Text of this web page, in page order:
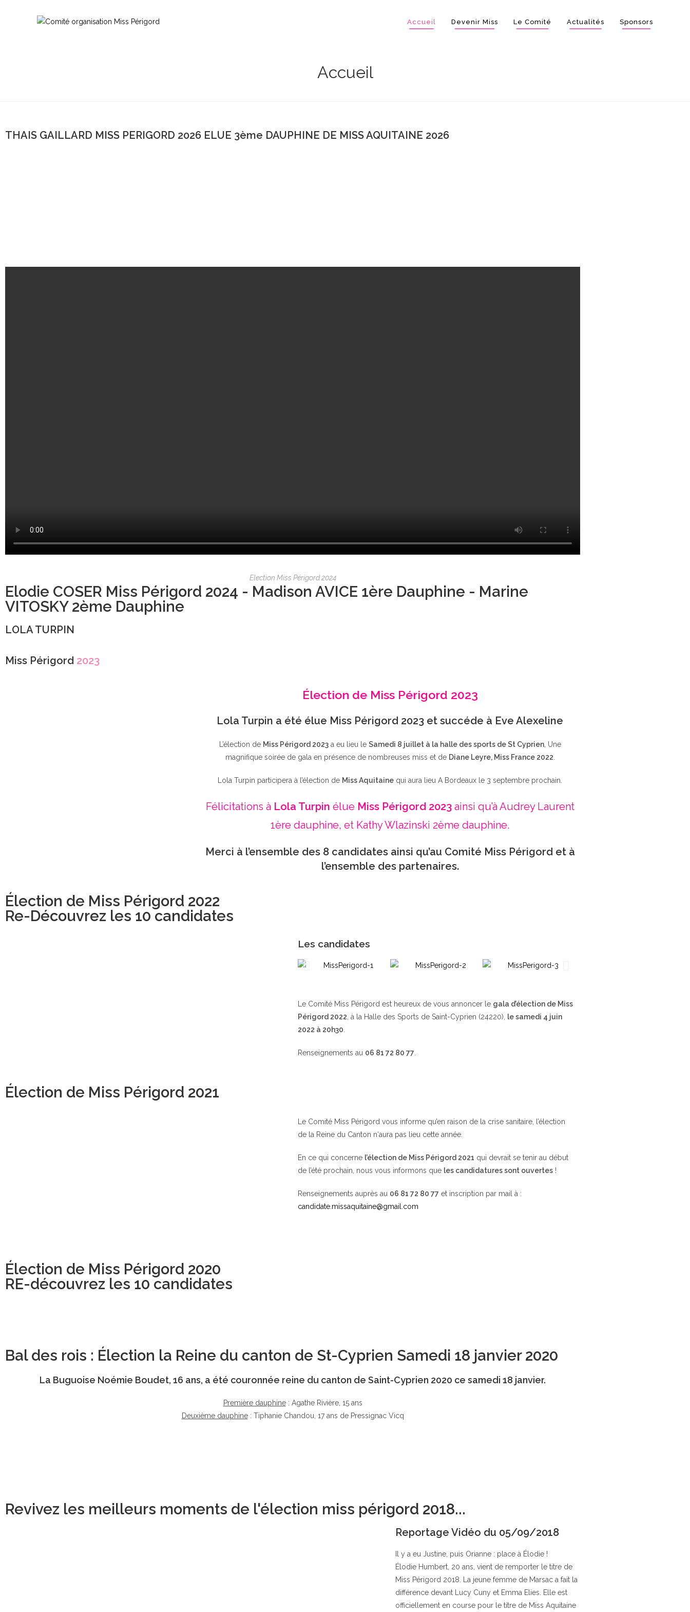
Accueil Devenir Miss Le Comité Actualités Sponsors
Accueil
THAIS GAILLARD MISS PERIGORD 2026 ELUE 3ème DAUPHINE DE MISS AQUITAINE 2026
Election Miss Périgord 2024
Elodie COSER Miss Périgord 2024 - Madison AVICE 1ère Dauphine - Marine
VITOSKY 2ème Dauphine
LOLA TURPIN
Miss Périgord 2023
Élection de Miss Périgord 2023
Lola Turpin a été élue Miss Périgord 2023 et succéde à Eve Alexeline
L’élection de Miss Périgord 2023a eu lieu le Samedi 8 juillet à la halle des sports de St Cyprien, Une
magnifique soirée de gala en présence de nombreuses miss et de Diane Leyre, Miss France 2022
Lola Turpin participera à l’élection de Miss Aquitaine qui aura lieu A Bordeaux le 3 septembre prochain.
Félicitations à Lola Turpin élue Miss Périgord 2023ainsi qu’à Audrey Laurent
1ère dauphine, et Kathy Wlazinski 2ème dauphine.
Merci à l’ensemble des 8 candidates ainsi qu’au Comité Miss Périgord et à
l’ensemble des partenaires.
Élection de Miss Périgord 2022
Re-Découvrez les 10 candidates
Les candidates
Le Comité Miss Périgord est heureux de vous annoncer le gala d’élection de Miss
Périgord 2022 , à la Halle des Sports de Saint-Cyprien (24220),
le samedi 4 juin
2022 à 20h30
Renseignements au 06 81 72 80 77
Élection de Miss Périgord 2021
Le Comité Miss Périgord vous informe qu’en raison de la crise sanitaire, l’élection
de la Reine du Canton n‘aura pas lieu cette année.
En ce qui concerne l’élection de Miss Périgord 2021 qui devrait se tenir au début
de l’été prochain, nous vous informons que les candidatures sont ouvertes !
Renseignements auprès au 06 81 72 80 77 et inscription par mail à :
candidate.missaquitaine@gmail.com
Élection de Miss Périgord 2020
RE-découvrez les 10 candidates
Bal des rois : Élection la Reine du canton de St-Cyprien Samedi 18 janvier 2020
La Buguoise Noémie Boudet, 16 ans, a été couronnée reine du canton de Saint-Cyprien 2020 ce samedi 18 janvier.
Première dauphine: Agathe Rivière, 15 ans
Deuxième dauphine: Tiphanie Chandou, 17 ans de Pressignac Vicq
Revivez les meilleurs moments de l'élection miss périgord 2018...
Reportage Vidéo du 05/09/2018
Il y a eu Justine, puis Orianne : place à Élodie !
Élodie Humbert, 20 ans, vient de remporter le titre de
Miss Périgord 2018. La jeune femme de Marsac a fait la
différence devant Lucy Cuny et Emma Elies. Elle est
officiellement en course pour le titre de Miss Aquitaine